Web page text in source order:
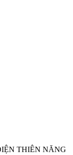
THIÊN NĂNG